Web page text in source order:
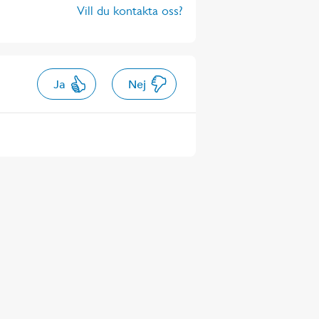
Vill du kontakta oss?
Ja Nej